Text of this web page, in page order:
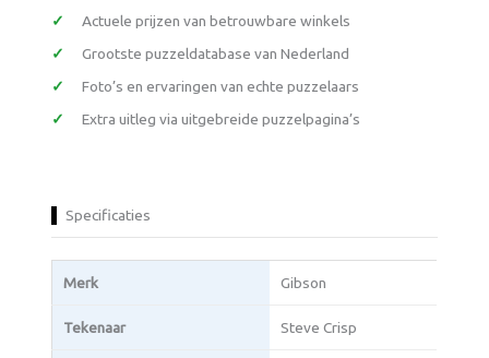
Actuele prijzen van betrouwbare winkels
Grootste puzzeldatabase van Nederland
Foto’s en ervaringen van echte puzzelaars
Extra uitleg via uitgebreide puzzelpagina’s
Specificaties
Merk Gibson
Tekenaar Steve Crisp